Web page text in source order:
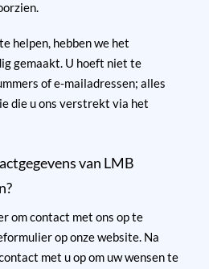
helpen, hebben we het
gemaakt. U hoeft niet te
of e-mailadressen; alles
die u ons verstrekt via het
van LMB
om contact met ons op te
op onze website. Na
met u op om uw wensen te